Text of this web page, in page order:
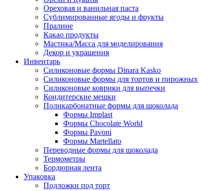
Ореховая и ванильная паста
Сублимированные ягоды и фрукты
Пралине
Какао продукты
Мастика/Масса для моделирования
Декор и украшения
Инвентарь
Силиконовые формы Dinara Kasko
Силиконовые формы для тортов и пирожных
Силиконовые коврики для выпечки
Кондитерские мешки
Поликарбонатные формы для шоколада
Формы Implast
Формы Chocolate World
Формы Pavoni
Формы Martellato
Переводные формы для шоколада
Термометры
Бордюрная лента
Упаковка
Подложки под торт